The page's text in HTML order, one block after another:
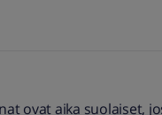
ovat aika suolaiset,